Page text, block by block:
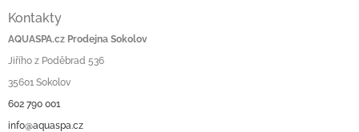
Kontakty
AQUASPA.cz Prodejna Sokolov
Jiřího z Poděbrad 536
35601 Sokolov
602 790 001
info@aquaspa.cz